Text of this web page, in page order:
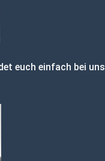
euch einfach bei uns